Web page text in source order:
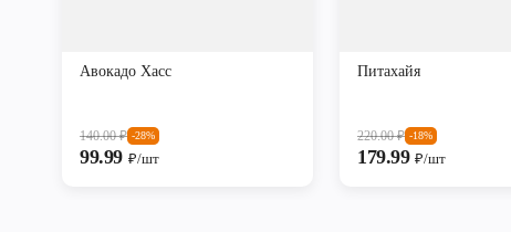
Авокадо Хасс
140.00₽ -28%
99.99 ₽/шт
Питахайя
220.00₽ -18%
179.99₽/шт